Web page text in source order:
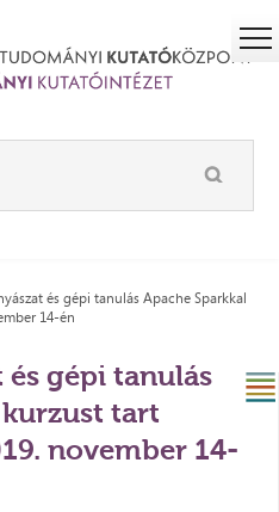
és gépi tanulás Apache Sparkkal
14-én
és gépi tanulás
tart
november 14-